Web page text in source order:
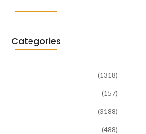
Categories
(1318)
(157)
(3188)
(488)